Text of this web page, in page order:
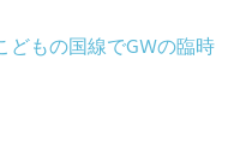
どもの国線でGWの臨時